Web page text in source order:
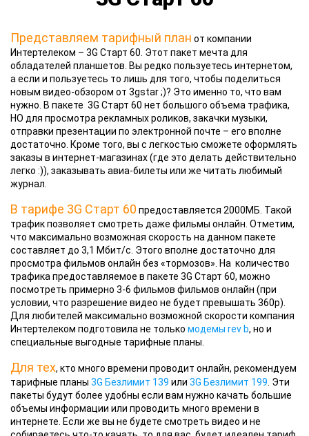
Представляем тарифный план от компании
Интертелеком – 3G Старт 60. Этот пакет мечта для
обладателей планшетов. Вы редко пользуетесь интернетом,
а если и пользуетесь то лишь для того, чтобы поделиться
новым видео-обзором от 3gstar ;)? Это именно то, что вам
нужно. В пакете 3G Старт 60 нет большого объема трафика,
НО для просмотра рекламных роликов, закачки музыки,
отправки презентации по электронной почте – его вполне
достаточно. Кроме того, вы с легкостью сможете оформлять
заказы в интернет-магазинах (где это делать действительно
легко :)), заказывать авиа-билеты или же читать любимый
журнал.
В тарифе 3G Старт 60 предоставляется 2000МБ. Такой
трафик позволяет смотреть даже фильмы онлайн. Отметим,
что максимально возможная скорость на данном пакете
составляет до 3,1 Мбит/с. Этого вполне достаточно для
просмотра фильмов онлайн без «тормозов». На количество
трафика предоставляемое в пакете 3G Старт 60, можно
посмотреть примерно 3-6 фильмов фильмов онлайн (при
условии, что разрешение видео не будет превышать 360p).
Для любителей максимально возможной скорости компания
Интертелеком подготовила не только модемы rev b, но и
специальные выгодные тарифные планы.
Для тех, кто много времени проводит онлайн, рекомендуем
тарифные планы 3G Безлимит 139 или 3G Безлимит 199 . Эти
пакеты будут более удобны если вам нужно качать большие
объемы информации или проводить много времени в
интернете. Если же вы не будете смотреть видео и не